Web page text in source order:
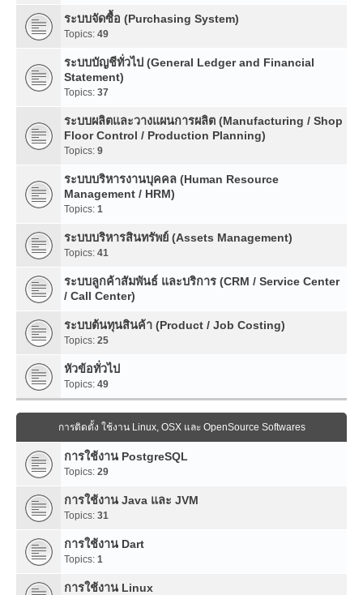
ระบบจัดซื้อ (Purchasing System)
Topics: 49
ระบบบัญชีทั่วไป (General Ledger and Financial
Statement)
Topics: 37
ระบบผลิตและวางแผนการผลิต (Manufacturing / Shop
Floor Control / Production Planning)
Topics: 9
ระบบบริหารงานบุคคล (Human Resource
Management / HRM)
Topics: 1
ระบบบริหารสินทรัพย์ (Assets Management)
Topics: 41
ระบบลูกค้าสัมพันธ์ และบริการ (CRM / Service Center
/ Call Center)
ระบบต้นทุนสินค้า (Product / Job Costing)
Topics: 25
หัวข้อทั่วไป
Topics: 49
การติดตั้ง ใช้งาน Linux, OSX และ OpenSource Softwares
การใช้งาน PostgreSQL
Topics: 29
การใช้งาน Java และ JVM
Topics: 31
การใช้งาน Dart
Topics: 1
การใช้งาน Linux